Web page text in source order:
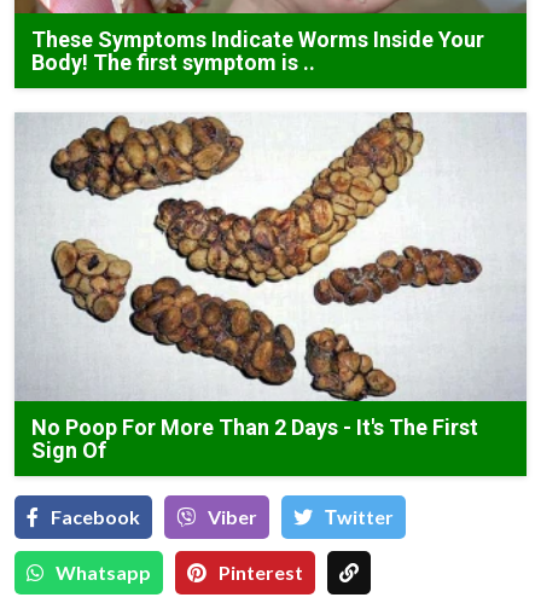
These Symptoms Indicate Worms Inside Your
Body! The first symptom is ..
No Poop For More Than 2 Days - It's The First
Sign Of
Facebook Viber Тwitter
Whatsapp Pinterest